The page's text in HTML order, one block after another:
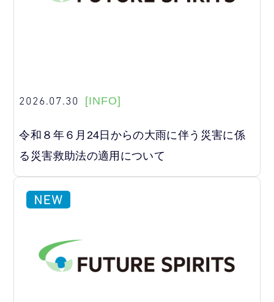
2026.07.30 [INFO]
令和８年６月24日からの大雨に伴う災害に係
る災害救助法の適用について